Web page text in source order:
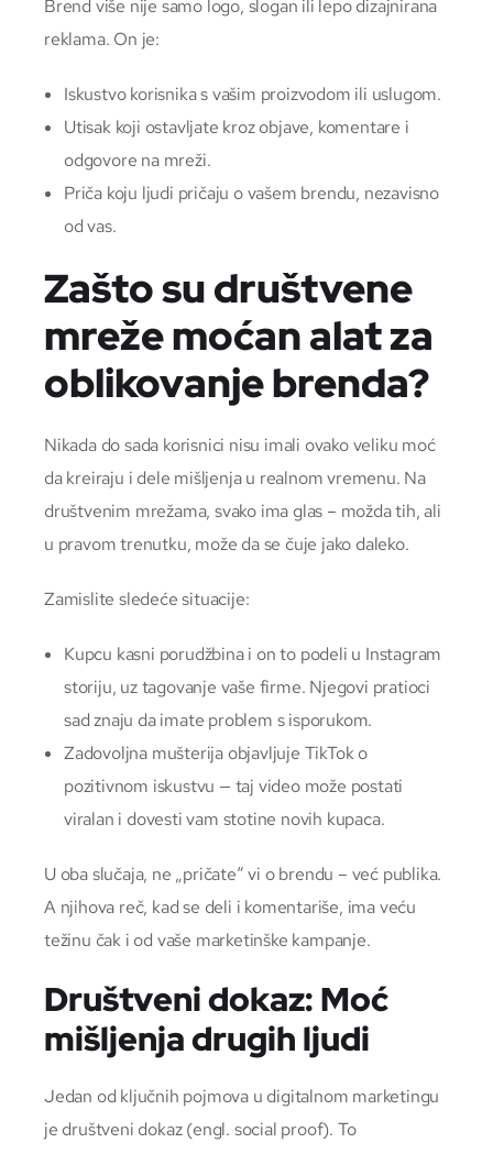
Brend više nije samo logo, slogan ili lepo dizajnirana
reklama. On je:
Iskustvo korisnika s vašim proizvodom ili uslugom.
Utisak koji ostavljate kroz objave, komentare i
odgovore na mreži.
Priča koju ljudi pričaju o vašem brendu, nezavisno
od vas.
Zašto su društvene
mreže moćan alat za
oblikovanje brenda?
Nikada do sada korisnici nisu imali ovako veliku moć
da kreiraju i dele mišljenja u realnom vremenu. Na
društvenim mrežama, svako ima glas – možda tih, ali
u pravom trenutku, može da se čuje jako daleko.
Zamislite sledeće situacije:
Kupcu kasni porudžbina i on to podeli u Instagram
storiju, uz tagovanje vaše firme. Njegovi pratioci
sad znaju da imate problem s isporukom.
Zadovoljna mušterija objavljuje TikTok o
pozitivnom iskustvu — taj video može postati
viralan i dovesti vam stotine novih kupaca.
U oba slučaja, ne „pričate“ vi o brendu – već publika.
A njihova reč, kad se deli i komentariše, ima veću
težinu čak i od vaše marketinške kampanje.
Društveni dokaz: Moć
mišljenja drugih ljudi
Jedan od ključnih pojmova u digitalnom marketingu
je društveni dokaz (engl. social proof). To